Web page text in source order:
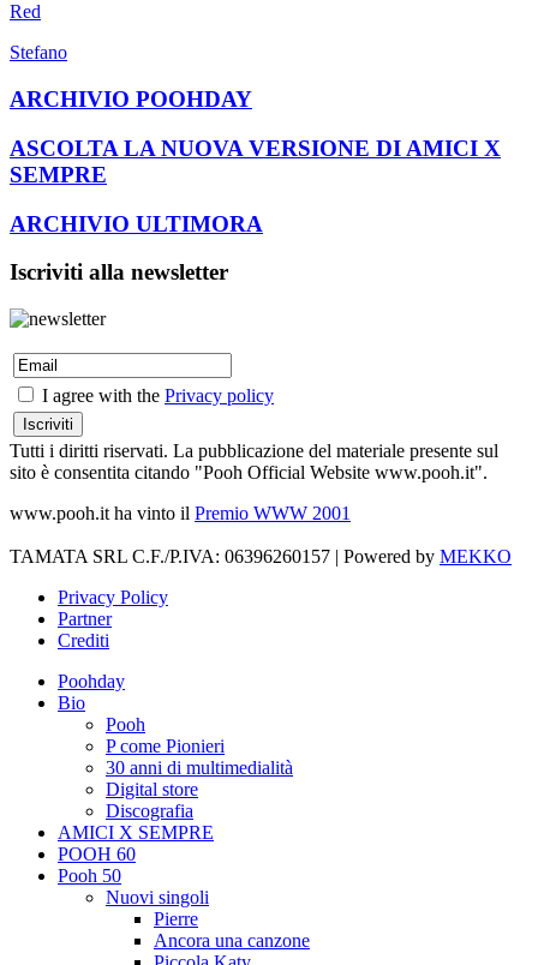
Red
Stefano
ARCHIVIO POOHDAY
ASCOLTA LA NUOVA VERSIONE DI AMICI X
SEMPRE
ARCHIVIO ULTIMORA
Iscriviti alla newsletter
I agree with the Privacy policy
Tutti i diritti riservati. La pubblicazione del materiale presente sul
sito è consentita citando "Pooh Official Website www.pooh.it".
www.pooh.it ha vinto il Premio WWW 2001
TAMATA SRL C.F./P.IVA: 06396260157 | Powered by MEKKO
Privacy Policy
Partner
Crediti
Poohday
Bio
Pooh
P come Pionieri
30 anni di multimedialità
Digital store
Discografia
AMICI X SEMPRE
POOH 60
Pooh 50
Nuovi singoli
Pierre
Ancora una canzone